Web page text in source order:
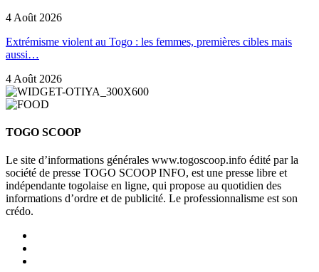
4 Août 2026
Extrémisme violent au Togo : les femmes, premières cibles mais
aussi…
4 Août 2026
TOGO SCOOP
Le site d’informations générales www.togoscoop.info édité par la
société de presse TOGO SCOOP INFO, est une presse libre et
indépendante togolaise en ligne, qui propose au quotidien des
informations d’ordre et de publicité. Le professionnalisme est son
crédo.